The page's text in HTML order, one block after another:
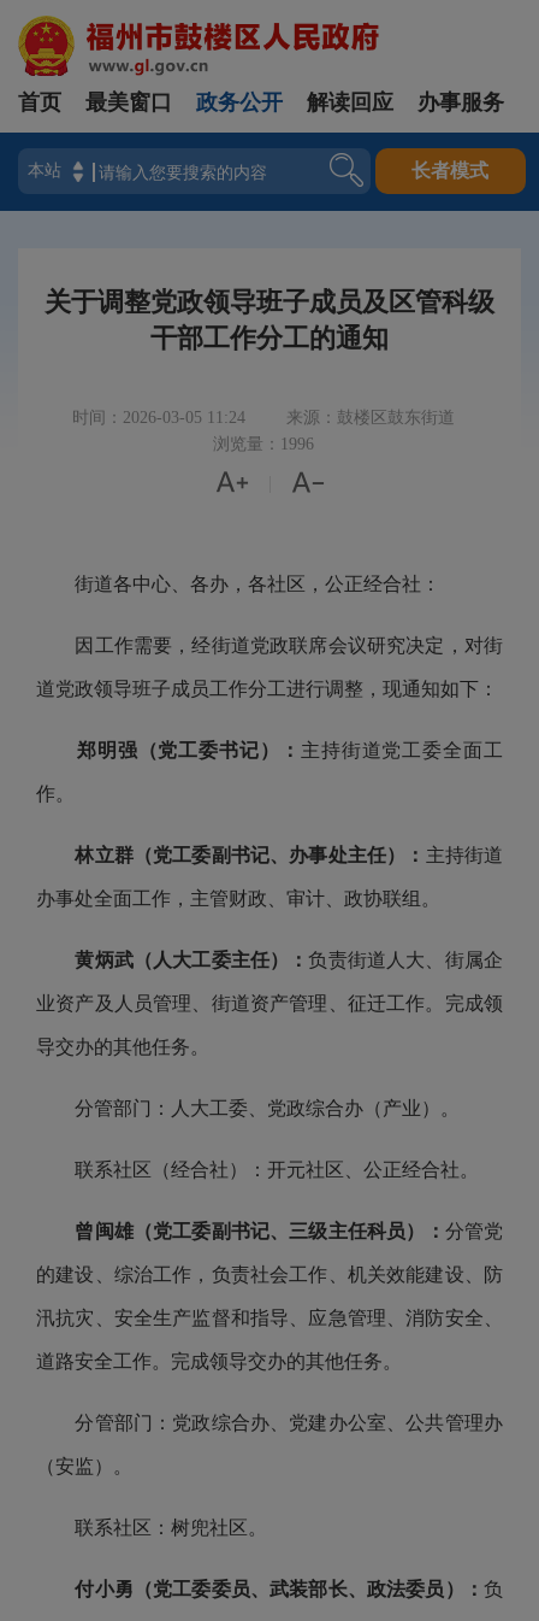
登录
首页 最美窗口 政务公开 解读回应 办事服务
长者模式
关于调整党政领导班子成员及区管科级
干部工作分工的通知
时间：2026-03-05 11:24
来源：鼓楼区鼓东街道
浏览量：1996
 
街道各中心、各办，各社区，公正经合社：
因工作需要，经街道党政联席会议研究决定，对街
道党政领导班子成员工作分工进行调整，现通知如下：
郑明强（党工委书记）： 主持街道党工委全面工
作。
林立群（党工委副书记、办事处主任）： 主持街道
办事处全面工作，主管财政、审计、政协联组。
黄炳武（人大工委主任）： 负责街道人大、街属企
业资产及人员管理、街道资产管理、征迁工作。完成领
导交办的其他任务。
分管部门：人大工委、党政综合办（产业）。
联系社区（经合社）：开元社区、公正经合社。
曾闽雄（党工委副书记、三级主任科员）： 分管党
的建设、综治工作，负责社会工作、机关效能建设、防
汛抗灾、安全生产监督和指导、应急管理、消防安全、
道路安全工作。完成领导交办的其他任务。
分管部门：党政综合办、党建办公室、公共管理办
（安监）。
联系社区：树兜社区。
付小勇（党工委委员、武装部长、政法委员）： 负